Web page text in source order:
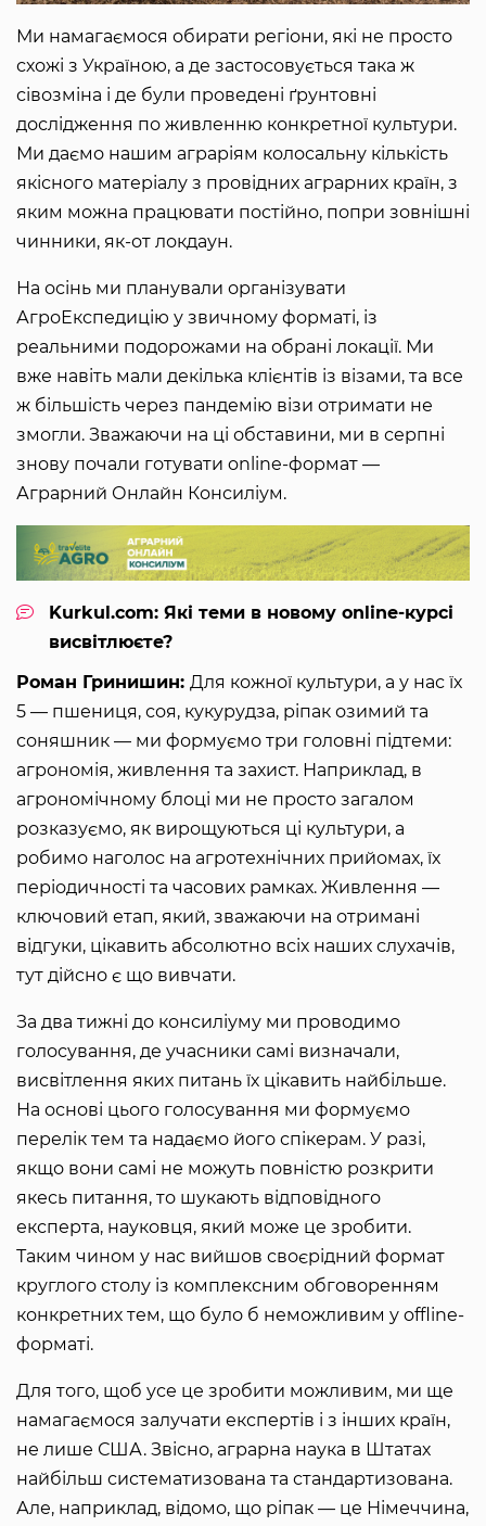
Ми намагаємося обирати регіони, які не просто
схожі з Україною, а де застосовується така ж
сівозміна і де були проведені ґрунтовні
дослідження по живленню конкретної культури.
Ми даємо нашим аграріям колосальну кількість
якісного матеріалу з провідних аграрних країн, з
яким можна працювати постійно, попри зовнішні
чинники, як-от локдаун.
На осінь ми планували організувати
АгроЕкспедицію у звичному форматі, із
реальними подорожами на обрані локації. Ми
вже навіть мали декілька клієнтів із візами, та все
ж більшість через пандемію візи отримати не
змогли. Зважаючи на ці обставини, ми в серпні
знову почали готувати online-формат —
Аграрний Онлайн Консиліум.
Kurkul.com: Які теми в новому online-курсі
висвітлюєте?
Роман Гринишин: Для кожної культури, а у нас їх
5 — пшениця, соя, кукурудза, ріпак озимий та
соняшник — ми формуємо три головні підтеми:
агрономія, живлення та захист. Наприклад, в
агрономічному блоці ми не просто загалом
розказуємо, як вирощуються ці культури, а
робимо наголос на агротехнічних прийомах, їх
періодичності та часових рамках. Живлення —
ключовий етап, який, зважаючи на отримані
відгуки, цікавить абсолютно всіх наших слухачів,
тут дійсно є що вивчати.
За два тижні до консиліуму ми проводимо
голосування, де учасники самі визначали,
висвітлення яких питань їх цікавить найбільше.
На основі цього голосування ми формуємо
перелік тем та надаємо його спікерам. У разі,
якщо вони самі не можуть повністю розкрити
якесь питання, то шукають відповідного
експерта, науковця, який може це зробити.
Таким чином у нас вийшов своєрідний формат
круглого столу із комплексним обговоренням
конкретних тем, що було б неможливим у offline-
форматі.
Для того, щоб усе це зробити можливим, ми ще
намагаємося залучати експертів і з інших країн,
не лише США. Звісно, аграрна наука в Штатах
найбільш систематизована та стандартизована.
Але, наприклад, відомо, що ріпак — це Німеччина,